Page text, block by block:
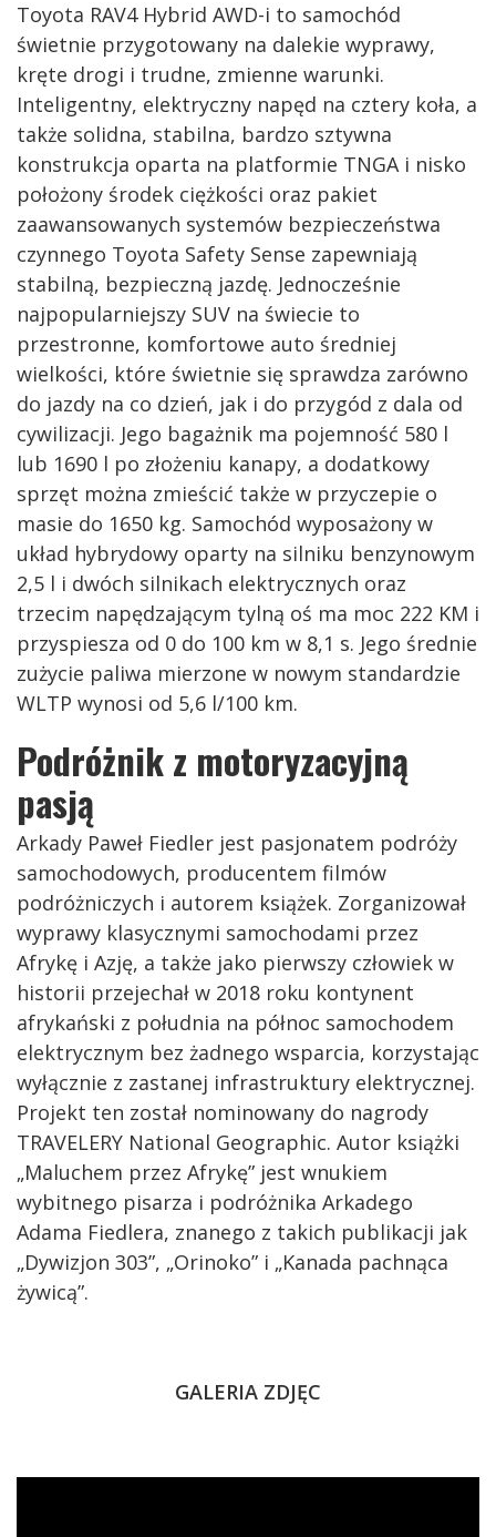
Toyota RAV4 Hybrid AWD-i to samochód
świetnie przygotowany na dalekie wyprawy,
kręte drogi i trudne, zmienne warunki.
Inteligentny, elektryczny napęd na cztery koła, a
także solidna, stabilna, bardzo sztywna
konstrukcja oparta na platformie TNGA i nisko
położony środek ciężkości oraz pakiet
zaawansowanych systemów bezpieczeństwa
czynnego Toyota Safety Sense zapewniają
stabilną, bezpieczną jazdę. Jednocześnie
najpopularniejszy SUV na świecie to
przestronne, komfortowe auto średniej
wielkości, które świetnie się sprawdza zarówno
do jazdy na co dzień, jak i do przygód z dala od
cywilizacji. Jego bagażnik ma pojemność 580 l
lub 1690 l po złożeniu kanapy, a dodatkowy
sprzęt można zmieścić także w przyczepie o
masie do 1650 kg. Samochód wyposażony w
układ hybrydowy oparty na silniku benzynowym
2,5 l i dwóch silnikach elektrycznych oraz
trzecim napędzającym tylną oś ma moc 222 KM i
przyspiesza od 0 do 100 km w 8,1 s. Jego średnie
zużycie paliwa mierzone w nowym standardzie
WLTP wynosi od 5,6 l/100 km.
Podróżnik z motoryzacyjną
pasją
Arkady Paweł Fiedler jest pasjonatem podróży
samochodowych, producentem filmów
podróżniczych i autorem książek. Zorganizował
wyprawy klasycznymi samochodami przez
Afrykę i Azję, a także jako pierwszy człowiek w
historii przejechał w 2018 roku kontynent
afrykański z południa na północ samochodem
elektrycznym bez żadnego wsparcia, korzystając
wyłącznie z zastanej infrastruktury elektrycznej.
Projekt ten został nominowany do nagrody
TRAVELERY National Geographic. Autor książki
„Maluchem przez Afrykę” jest wnukiem
wybitnego pisarza i podróżnika Arkadego
Adama Fiedlera, znanego z takich publikacji jak
„Dywizjon 303”, „Orinoko” i „Kanada pachnąca
żywicą”.
GALERIA ZDJĘC